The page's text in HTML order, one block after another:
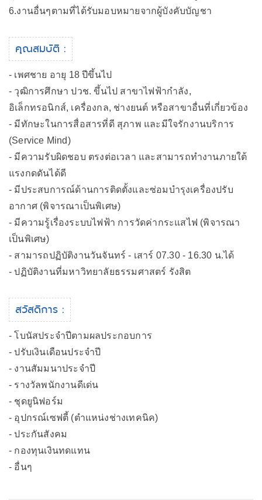
6.งานอื่นๆตามที่ได้รับมอบหมายจากผู้บังคับบัญชา
คุณสมบัติ :
- เพศชาย อายุ 18 ปีขึ้นไป
- วุฒิการศึกษา ปวช. ขึ้นไป สาขาไฟฟ้ากำลัง,
อิเล็กทรอนิกส์, เครื่องกล, ช่างยนต์ หรือสาขาอื่นที่เกี่ยวข้อง
- มีทักษะในการสื่อสารที่ดี สุภาพ และมีใจรักงานบริการ
(Service Mind)
- มีความรับผิดชอบ ตรงต่อเวลา และสามารถทำงานภายใต้
แรงกดดันได้ดี
- มีประสบการณ์ด้านการติดตั้งและซ่อมบำรุงเครื่องปรับ
อากาศ (พิจารณาเป็นพิเศษ)
- มีความรู้เรื่องระบบไฟฟ้า การวัดค่ากระแสไฟ (พิจารณา
เป็นพิเศษ)
- สามารถปฏิบัติงานวันจันทร์ - เสาร์ 07.30 - 16.30 น.ได้
- ปฏิบัติงานที่มหาวิทยาลัยธรรมศาสตร์ รังสิต
สวัสดิการ :
- โบนัสประจำปีตามผลประกอบการ
- ปรับเงินเดือนประจำปี
- งานสัมมนาประจำปี
- รางวัลพนักงานดีเด่น
- ชุดยูนิฟอร์ม
- อุปกรณ์เซฟตี้ (ตำแหน่งช่างเทคนิค)
- ประกันสังคม
- กองทุนเงินทดแทน
- อื่นๆ